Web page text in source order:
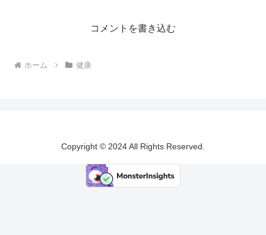
コメントを書き込む
ホーム 健康
Copyright © 2024 All Rights Reserved.